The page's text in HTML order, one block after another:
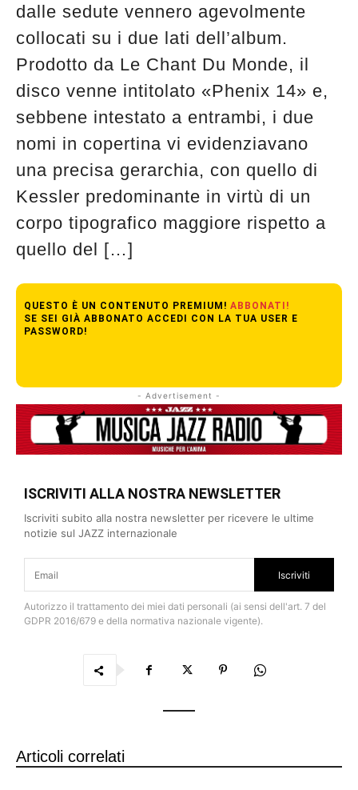
dalle sedute vennero agevolmente
collocati su i due lati dell’album.
Prodotto da Le Chant Du Monde, il
disco venne intitolato «Phenix 14» e,
sebbene intestato a entrambi, i due
nomi in copertina vi evidenziavano
una precisa gerarchia, con quello di
Kessler predominante in virtù di un
corpo tipografico maggiore rispetto a
quello del […]
QUESTO È UN CONTENUTO PREMIUM! ABBONATI!
SE SEI GIÀ ABBONATO ACCEDI CON LA TUA USER E
PASSWORD!
- Advertisement -
ISCRIVITI ALLA NOSTRA NEWSLETTER
Iscriviti subito alla nostra newsletter per ricevere le ultime
notizie sul JAZZ internazionale
Iscriviti
Autorizzo il trattamento dei miei dati personali (ai sensi dell'art. 7 del
GDPR 2016/679 e della normativa nazionale vigente).
Articoli correlati